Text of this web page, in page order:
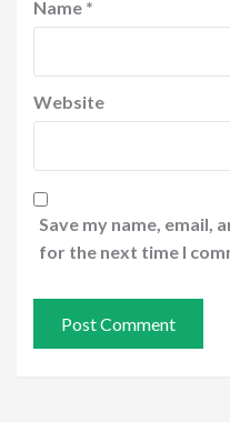
Name *
Website
Save my name, email,
for the next time I